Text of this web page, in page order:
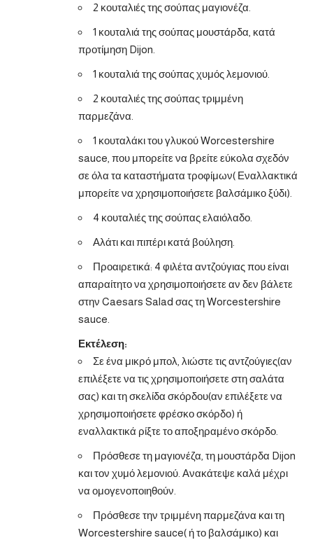
2 κουταλιές της σούπας μαγιονέζα.
1 κουταλιά της σούπας μουστάρδα, κατά
προτίμηση Dijon.
1 κουταλιά της σούπας χυμός λεμονιού.
2 κουταλιές της σούπας τριμμένη
παρμεζάνα.
1 κουταλάκι του γλυκού Worcestershire
sauce, που μπορείτε να βρείτε εύκολα σχεδόν
σε όλα τα καταστήματα τροφίμων( Εναλλακτικά
μπορείτε να χρησιμοποιήσετε βαλσάμικο ξύδι).
4 κουταλιές της σούπας ελαιόλαδο.
Αλάτι και πιπέρι κατά βούληση.
Προαιρετικά: 4 φιλέτα αντζούγιας που είναι
απαραίτητο να χρησιμοποιήσετε αν δεν βάλετε
στην Caesars Salad σας τη Worcestershire
sauce.
Εκτέλεση:
Σε ένα μικρό μπολ, λιώστε τις αντζούγιες(αν
επιλέξετε να τις χρησιμοποιήσετε στη σαλάτα
σας) και τη σκελίδα σκόρδου(αν επιλέξετε να
χρησιμοποιήσετε φρέσκο σκόρδο) ή
εναλλακτικά ρίξτε το αποξηραμένο σκόρδο.
Πρόσθεσε τη μαγιονέζα, τη μουστάρδα Dijon
και τον χυμό λεμονιού. Ανακάτεψε καλά μέχρι
να ομογενοποιηθούν.
Πρόσθεσε την τριμμένη παρμεζάνα και τη
Worcestershire sauce( ή το βαλσάμικο) και